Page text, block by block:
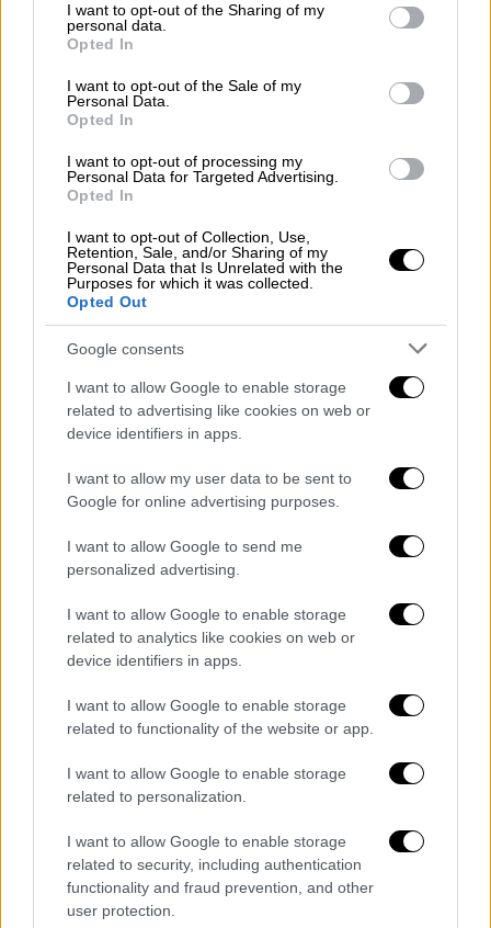
not limited to your visit or usage behaviour. You may click to
grant or deny consent to Google and its third-party tags to
use your data for below specified purposes in below Google
consent section.
I want to opt-out of the Sharing of my
personal data.
Opted In
I want to opt-out of the Sale of my
Personal Data.
Opted In
I want to opt-out of processing my
Personal Data for Targeted Advertising.
Opted In
I want to opt-out of Collection, Use,
Retention, Sale, and/or Sharing of my
Personal Data that Is Unrelated with the
Purposes for which it was collected.
Opted Out
Google consents
I want to allow Google to enable storage
related to advertising like cookies on web or
device identifiers in apps.
I want to allow my user data to be sent to
Google for online advertising purposes.
I want to allow Google to send me
personalized advertising.
I want to allow Google to enable storage
related to analytics like cookies on web or
device identifiers in apps.
I want to allow Google to enable storage
related to functionality of the website or app.
I want to allow Google to enable storage
related to personalization.
I want to allow Google to enable storage
related to security, including authentication
functionality and fraud prevention, and other
user protection.
Ελλάδα|06.07.2026 21:25
Πάτρα: 64χρονη ισχυρίστηκε ότι τη
δάγκωσε λαγοκέφαλος - Τη διαψεύδει
γιατρός
Η κλινική εικόνα της ασθενούς δεν
παρέπεμπε σε δάγκωμα, σύμφωνα με τον
διευθυντή του Κέντρου Υγείας Βορείου
Τομέα Πατρών, Χαράλαμπο Μπακόπουλο
Ελλάδα|06.07.2026 15:02
Θεσσαλονίκη: Τρίτο θύμα της φονικής